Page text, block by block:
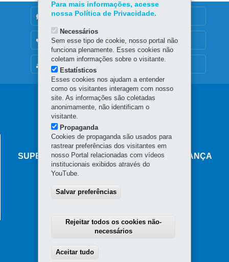
DENUNCIE CORRUPÇÃO
OUVIDORIA
Navegação
principal
AGÊNCIA DO MIGRANTE
SUPERINTENDÊNCIA-GERAL DE GOVERNANÇA
MIGRATÓRIA
80060-010-Curitiba
Para mais informações, acesse
nossa Política de Privacidade.
Necessários
Sem esse tipo de cookie, nosso portal não
funciona plenamente. Esses cookies não
coletam informações sobre o visitante.
Estatísticos
Esses cookies nos ajudam a entender
como os visitantes interagem com nosso
site. As informações são coletadas
anonimamente, não identificam o
visitante.
Propaganda
Cookies de propaganda são usados para
rastrear preferências dos visitantes em
nosso Portal relacionadas com vídeos
institucionais exibidos através do
YouTube.
Salvar preferências
Rejeitar todos os cookies não-
necessários
Aceitar tudo